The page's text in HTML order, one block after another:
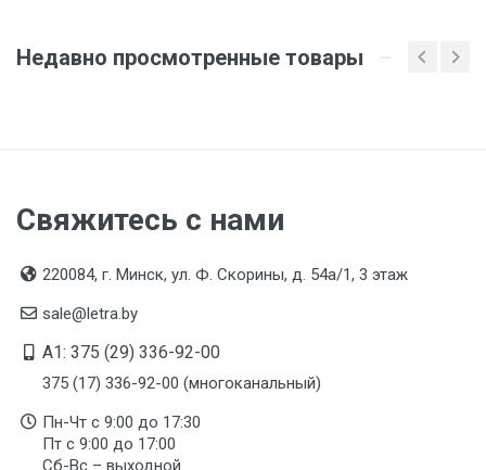
Недавно просмотренные товары
Свяжитесь с нами
220084, г. Минск, ул. Ф. Скорины, д. 54а/1, 3 этаж
sale@letra.by
A1: 375 (29) 336-92-00
375 (17) 336-92-00 (многоканальный)
Пн-Чт с 9:00 до 17:30
Пт с 9:00 до 17:00
Сб-Вс – выходной